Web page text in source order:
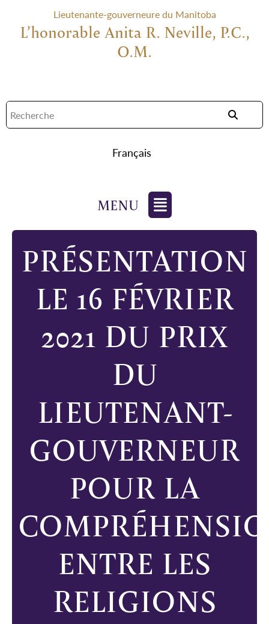
Lieutenante-gouverneure du Manitoba
L’honorable Anita R. Neville, P.C.,
O.M.
Français
PRÉSENTATION
LE 16 FÉVRIER
2021 DU PRIX
DU
LIEUTENANT-
GOUVERNEUR
POUR LA
ENTRE LES
RELIGIONS